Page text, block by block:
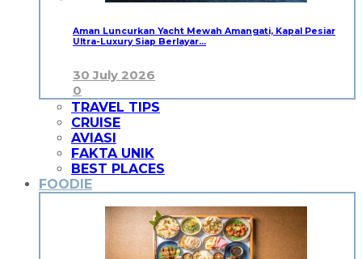
Aman Luncurkan Yacht Mewah Amangati, Kapal Pesiar
Ultra-Luxury Siap Berlayar…
30 July 2026
0
TRAVEL TIPS
CRUISE
AVIASI
FAKTA UNIK
BEST PLACES
FOODIE